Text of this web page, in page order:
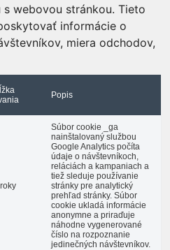
webovou stránkou. Tieto
informácie o
miera odchodov,
Popis
Súbor cookie _ga
nainštalovaný službou
Google Analytics počíta
údaje o návštevníkoch,
reláciách a kampaniach a
tiež sleduje používanie
stránky pre analytický
prehľad stránky. Súbor
cookie ukladá informácie
anonymne a priraďuje
náhodne vygenerované
číslo na rozpoznanie
jedinečných návštevníkov.